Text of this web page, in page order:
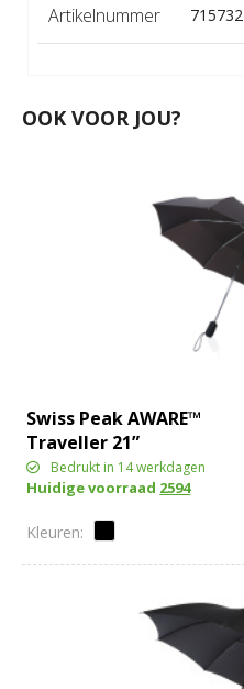
Artikelnummer 715732
OOK VOOR JOU?
Swiss Peak AWARE™
Traveller 21”
automatische paraplu
Bedrukt in 14 werkdagen
Huidige voorraad 2594